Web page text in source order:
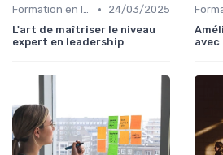
Formation en leadership •
24/03/2025
L'art de maîtriser le niveau
expert en leadership